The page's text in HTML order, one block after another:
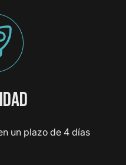
un plazo de 4 días